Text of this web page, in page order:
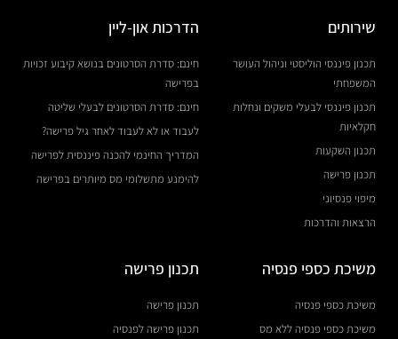
שירותים
תכנון פיננסי הוליסטי וניהול העושר
המשפחתי
תכנון פיננסי לבעלי משקים ונחלות
חקלאיות
תכנון השקעות
תכנון פרישה
מיפוי פנסיוני
הרצאות והדרכות
הדרכות און-ליין
חינם: סדרת הסרטונים בנושא קיבוע זכויות
בפרישה
חינם: סדרת הסרטונים לבעלי שליטה
לעבוד או לא לעבוד לאחר גיל פרישה?
המדריך החינמי להכנה פיננסית לפרישה
להימנע מתשלומי מס מיותרים בפרישה
משיכת כספי פנסיה
משיכת כספי פנסיה
משיכת כספי פנסיה ללא מס
תכנון פרישה
תכנון פרישה
תכנון פרישה לפנסיה